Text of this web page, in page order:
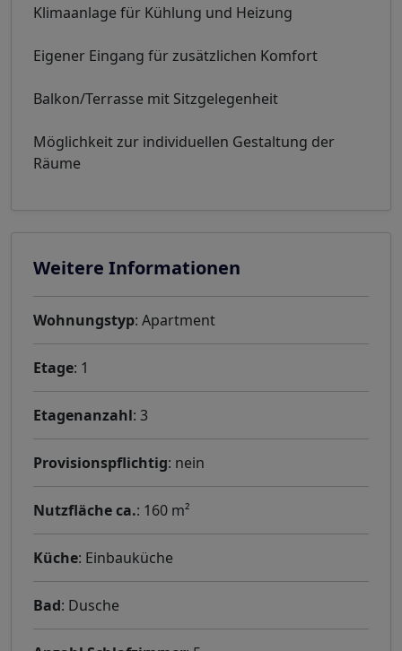
Klimaanlage für Kühlung und Heizung
Eigener Eingang für zusätzlichen Komfort
Balkon/Terrasse mit Sitzgelegenheit
Möglichkeit zur individuellen Gestaltung der
Räume
Weitere Informationen
Wohnungstyp: Apartment
Etage: 1
Etagenanzahl: 3
Provisionspflichtig: nein
Nutzfläche ca.: 160 m²
Küche: Einbauküche
Bad: Dusche